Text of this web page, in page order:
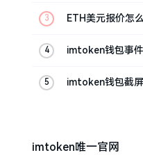
ETH美元报价怎
imtoken钱包事件
imtoken钱包截
imtoken唯一官网